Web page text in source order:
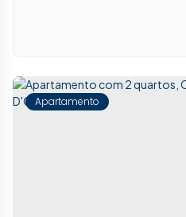
Apartamento